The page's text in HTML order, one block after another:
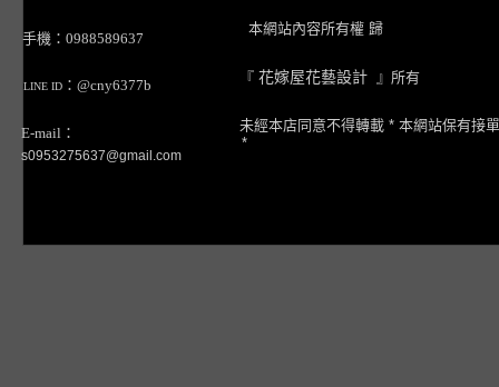
手機：0988589637
LINE ID ：@cny6377b
E-mail：
s0953275637@gmail.com
本網站內容所有權 歸
『 花嫁屋花藝設計 』所有
未經本店同意不得轉載 * 本網站保有接
*